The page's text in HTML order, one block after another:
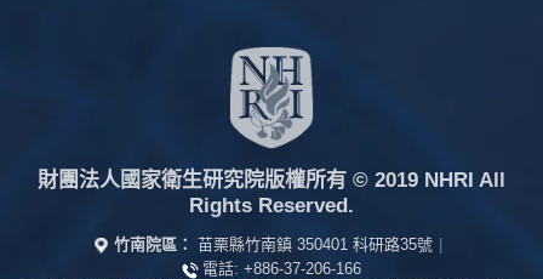
財團法人國家衛生研究院版權所有 © 2019 NHRI All
Rights Reserved.
竹南院區： 苗栗縣竹南鎮 350401 科研路35號 |
電話: +886-37-206-166